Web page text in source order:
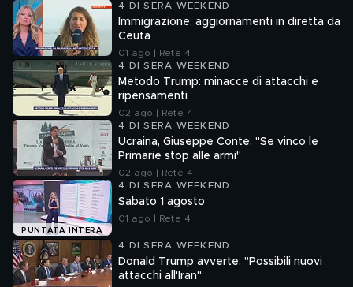
4 DI SERA WEEKEND
Immigrazione: aggiornamenti in diretta da
Ceuta
01 ago | Rete 4
4 DI SERA WEEKEND
Metodo Trump: minacce di attacchi e
ripensamenti
02 ago | Rete 4
4 DI SERA WEEKEND
Ucraina, Giuseppe Conte: "Se vinco le
Primarie stop alle armi"
02 ago | Rete 4
PUNTATA INTERA
4 DI SERA WEEKEND
Sabato 1 agosto
01 ago | Rete 4
4 DI SERA WEEKEND
Donald Trump avverte: "Possibili nuovi
attacchi all'Iran"